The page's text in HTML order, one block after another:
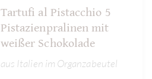
Tartufi al Pistacchio 5
Pistazienpralinen mit
weißer Schokolade
aus Italien im Organzabeutel